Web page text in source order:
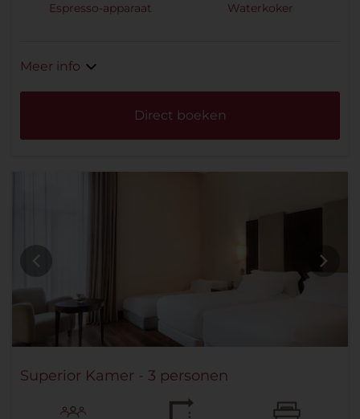
Espresso-apparaat Waterkoker
Meer info
Direct boeken
Superior Kamer - 3 personen